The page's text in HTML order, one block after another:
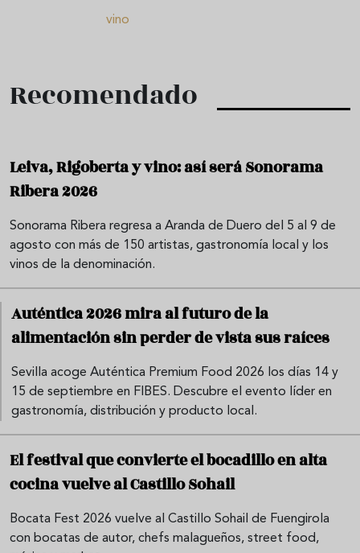
vino
Recomendado
Leiva, Rigoberta y vino: así será Sonorama
Ribera 2026
Sonorama Ribera regresa a Aranda de Duero del 5 al 9 de
agosto con más de 150 artistas, gastronomía local y los
vinos de la denominación.
Auténtica 2026 mira al futuro de la
alimentación sin perder de vista sus raíces
Sevilla acoge Auténtica Premium Food 2026 los días 14 y
15 de septiembre en FIBES. Descubre el evento líder en
gastronomía, distribución y producto local.
El festival que convierte el bocadillo en alta
cocina vuelve al Castillo Sohail
Bocata Fest 2026 vuelve al Castillo Sohail de Fuengirola
con bocatas de autor, chefs malagueños, street food,